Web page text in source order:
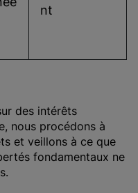
nt
des intérêts
nous procédons à
et veillons à ce que
fondamentaux ne